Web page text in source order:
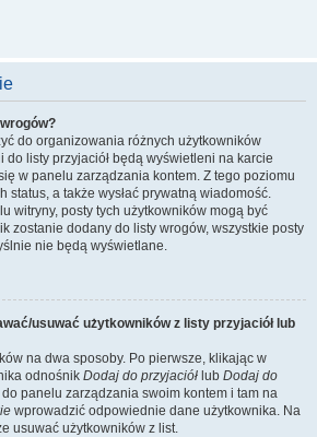
do organizowania różnych użytkowników
do listy przyjaciół będą wyświetleni na karcie
w panelu zarządzania kontem. Z tego poziomu
status, a także wysłać prywatną wiadomość.
witryny, posty tych użytkowników mogą być
zostanie dodany do listy wrogów, wszystkie posty
nie będą wyświetlane.
usuwać użytkowników z listy przyjaciół lub
na dwa sposoby. Po pierwsze, klikając w
odnośnik Dodaj do przyjaciół lub Dodaj do
panelu zarządzania swoim kontem i tam na
wprowadzić odpowiednie dane użytkownika. Na
usuwać użytkowników z list.